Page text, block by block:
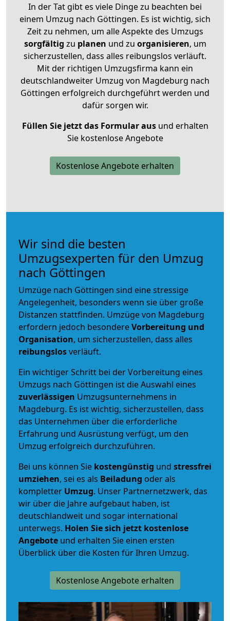
In der Tat gibt es viele Dinge zu beachten bei
einem Umzug nach Göttingen. Es ist wichtig, sich
Zeit zu nehmen, um alle Aspekte des Umzugs
sorgfältig zu planen und zu organisieren, um
sicherzustellen, dass alles reibungslos verläuft.
Mit der richtigen Umzugsfirma kann ein
deutschlandweiter Umzug von Magdeburg nach
Göttingen erfolgreich durchgeführt werden und
dafür sorgen wir.
Füllen Sie jetzt das Formular ausund erhalten
Sie kostenlose Angebote
Kostenlose Angebote erhalten
Wir sind die besten
Umzugsexperten für den Umzug
nach Göttingen
Umzüge nach Göttingen sind eine stressige
Angelegenheit, besonders wenn sie über große
Distanzen stattfinden. Umzüge von Magdeburg
erfordern jedoch besondereVorbereitung und
Organisation, um sicherzustellen, dass alles
reibungslosverläuft.
Ein wichtiger Schritt bei der Vorbereitung eines
Umzugs nach Göttingen ist die Auswahl eines
zuverlässigen Umzugsunternehmens in
Magdeburg. Es ist wichtig, sicherzustellen, dass
das Unternehmen über die erforderliche
Erfahrung und Ausrüstung verfügt, um den
Umzug erfolgreich durchzuführen.
Bei uns können Sie kostengünstig und stressfrei
umziehen, sei es als Beiladung oder als
kompletter Umzug. Unser Partnernetzwerk, das
wir über die Jahre aufgebaut haben, ist
deutschlandweit und sogar international
unterwegs. Holen Sie sich jetzt kostenlose
Angebote und erhalten Sie einen ersten
Überblick über die Kosten für Ihren Umzug.
Kostenlose Angebote erhalten